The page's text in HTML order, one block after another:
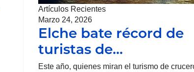
Artículos Recientes
Marzo 24, 2026
Elche bate récord de
turistas de…
Este año, quienes miran el turismo de